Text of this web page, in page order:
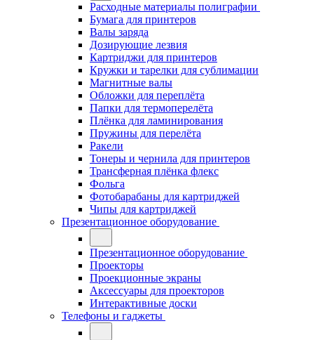
Расходные материалы полиграфии
Бумага для принтеров
Валы заряда
Дозирующие лезвия
Картриджи для принтеров
Кружки и тарелки для сублимации
Магнитные валы
Обложки для переплёта
Папки для термоперелёта
Плёнка для ламинирования
Пружины для перелёта
Ракели
Тонеры и чернила для принтеров
Трансферная плёнка флекс
Фольга
Фотобарабаны для картриджей
Чипы для картриджей
Презентационное оборудование
Презентационное оборудование
Проекторы
Проекционные экраны
Аксессуары для проекторов
Интерактивные доски
Телефоны и гаджеты